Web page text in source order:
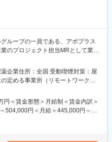
勤続報奨金や四半期一時金などの
やりがいや努力がきちんと報われ
ロジェクトに配属します。メーカ
たとしても、別のプロジェクトに
ともできます。また、定期的な面
ループの一員である、アポプラス
のプロジェクト担当MRとして業務
トは多岐に渡りますので、今までの
ます。
ます。
企業住所：全国 受動喫煙対策：屋
定める事業所（リモートワーク含
円＜賃金形態＞月給制＜賃金内訳＞
504,000円＜月給＞445,000円～